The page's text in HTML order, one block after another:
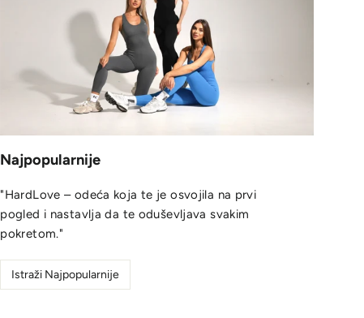
Najpopularnije
"HardLove – odeća koja te je osvojila na prvi
pogled i nastavlja da te oduševljava svakim
pokretom."
Istraži Najpopularnije